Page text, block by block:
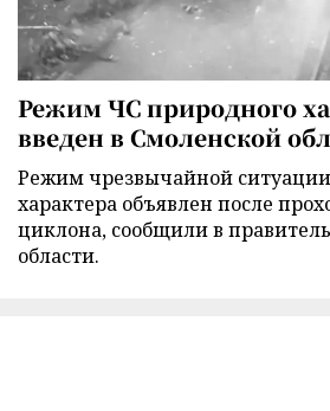
Режим ЧС природного
введен в Смоленской
Режим чрезвычайной
характера объявлен после
циклона, сообщили в
области.